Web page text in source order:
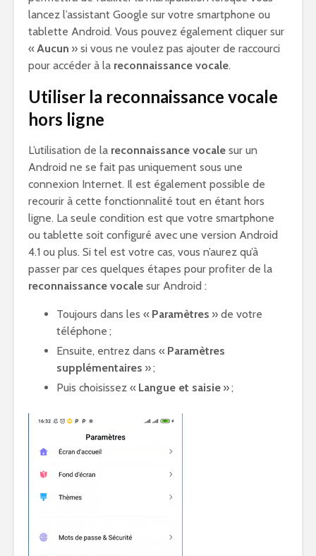
lancez l’assistant Google sur votre smartphone ou
tablette Android. Vous pouvez également cliquer sur
«Aucun » si vous ne voulez pas ajouter de raccourci
pour accéder à la reconnaissance vocale.
Utiliser la reconnaissance vocale
hors ligne
L’utilisation de la reconnaissance vocale sur un
Android ne se fait pas uniquement sous une
connexion Internet. Il est également possible de
recourir à cette fonctionnalité tout en étant hors
ligne. La seule condition est que votre smartphone
ou tablette soit configuré avec une version Android
4.1 ou plus. Si tel est votre cas, vous n’aurez qu’à
passer par ces quelques étapes pour profiter de la
reconnaissance vocale sur Android :
Toujours dans les « Paramètres » de votre
téléphone ;
Ensuite, entrez dans « Paramètres
supplémentaires » ;
Puis choisissez « Langue et saisie » ;